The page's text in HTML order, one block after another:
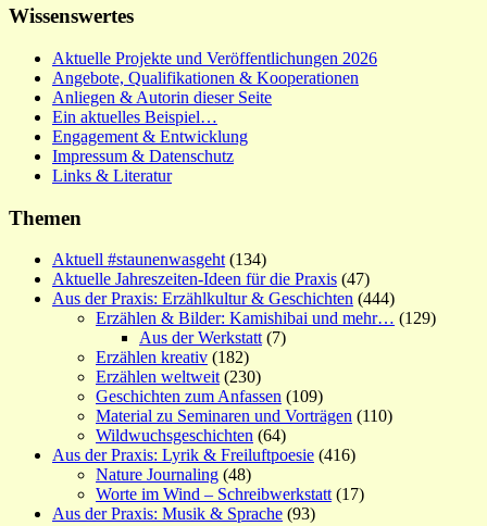
Wissenswertes
Aktuelle Projekte und Veröffentlichungen 2026
Angebote, Qualifikationen & Kooperationen
Anliegen & Autorin dieser Seite
Ein aktuelles Beispiel…
Engagement & Entwicklung
Impressum & Datenschutz
Links & Literatur
Themen
Aktuell #staunenwasgeht (134)
Aktuelle Jahreszeiten-Ideen für die Praxis (47)
Aus der Praxis: Erzählkultur & Geschichten (444)
Erzählen & Bilder: Kamishibai und mehr… (129)
Aus der Werkstatt (7)
Erzählen kreativ (182)
Erzählen weltweit (230)
Geschichten zum Anfassen (109)
Material zu Seminaren und Vorträgen (110)
Wildwuchsgeschichten (64)
Aus der Praxis: Lyrik & Freiluftpoesie (416)
Nature Journaling (48)
Worte im Wind – Schreibwerkstatt (17)
Aus der Praxis: Musik & Sprache (93)